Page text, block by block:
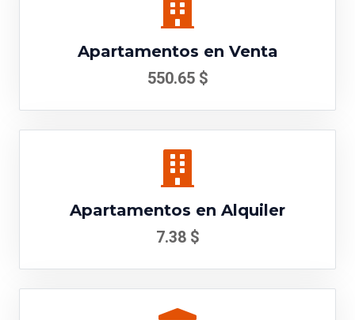
Apartamentos en Venta
550.65 $
Apartamentos en Alquiler
7.38 $